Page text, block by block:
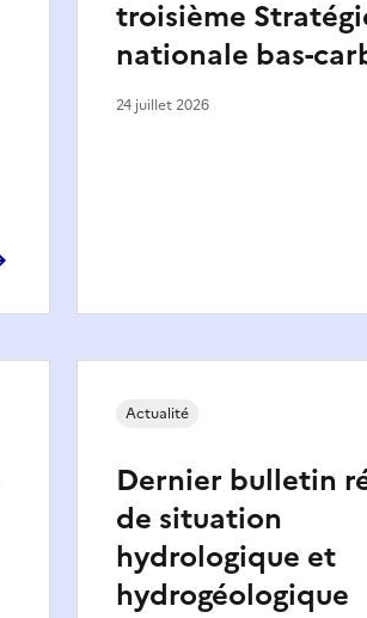
troisième
nationale bas-
24 juillet 2026
Dernier bulletin
de situation
hydrologique et
hydrogéologique
Actualité